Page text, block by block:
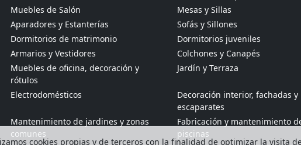
cookies propias y de terceros con la finalidad de optimizar la visita
Muebles de Salón
Mesas y Sillas
Aparadores y Estanterías
Sofás y Sillones
Dormitorios de matrimonio
Dormitorios juveniles
Armarios y Vestidores
Colchones y Canapés
Muebles de oficina, decoración y
rótulos
Jardín y Terraza
Electrodomésticos
Decoración interior, fachadas y
escaparates
Mantenimiento de jardines y zonas
comunes
Fabricación y mantenimiento
piscinas